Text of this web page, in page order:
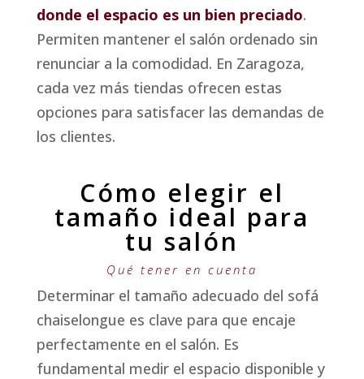
donde el espacio es un bien preciado.
Permiten mantener el salón ordenado sin
renunciar a la comodidad. En Zaragoza,
cada vez más tiendas ofrecen estas
opciones para satisfacer las demandas de
los clientes.
Cómo elegir el
tamaño ideal para
tu salón
Qué tener en cuenta
Determinar el tamaño adecuado del sofá
chaiselongue es clave para que encaje
perfectamente en el salón. Es
fundamental medir el espacio disponible y